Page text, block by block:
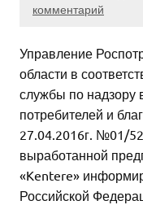
комментарий
Управление
области в
службы по надзору
потребителей и
27.04.2016г. №01/
выработанной
«Kentere»
Российской